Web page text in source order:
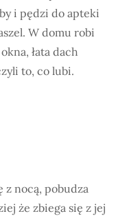
i pędzi do apteki
W domu robi
łata dach
to, co lubi.
z nocą, pobudza
że zbiega się z jej